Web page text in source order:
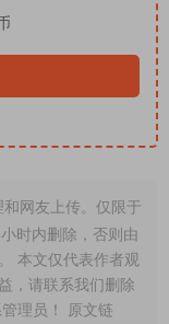
网友上传。仅限于
时内删除，否则由
本文仅代表作者观
，请联系我们删除
理员！ 原文链